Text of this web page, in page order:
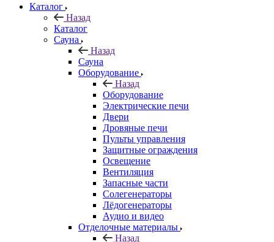
Каталог
Назад
Каталог
Сауна
Назад
Сауна
Оборудование
Назад
Оборудование
Электрические печи
Двери
Дровяные печи
Пульты управления
Защитные ограждения
Освещение
Вентиляция
Запасные части
Солегенераторы
Лёдогенераторы
Аудио и видео
Отделочные материалы
Назад